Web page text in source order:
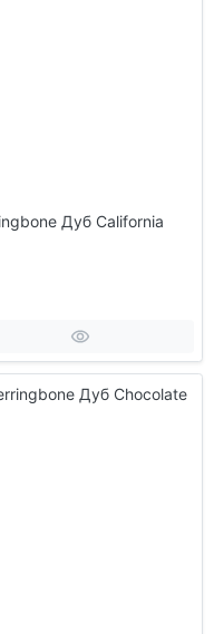
Дуб California